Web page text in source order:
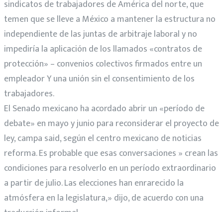
sindicatos de trabajadores de América del norte, que
temen que se lleve a México a mantener la estructura no
independiente de las juntas de arbitraje laboral y no
impediría la aplicación de los llamados «contratos de
protección» – convenios colectivos firmados entre un
empleador Y una unión sin el consentimiento de los
trabajadores.
El Senado mexicano ha acordado abrir un «período de
debate» en mayo y junio para reconsiderar el proyecto de
ley, campa said, según el centro mexicano de noticias
reforma. Es probable que esas conversaciones » crean las
condiciones para resolverlo en un período extraordinario
a partir de julio. Las elecciones han enrarecido la
atmósfera en la legislatura,» dijo, de acuerdo con una